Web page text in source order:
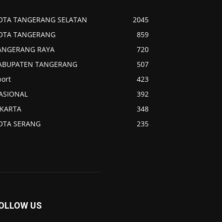
TANGERANG SELATAN
2045
TANGERANG
859
RAYA
720
TANGERANG
507
423
392
348
SERANG
235
US